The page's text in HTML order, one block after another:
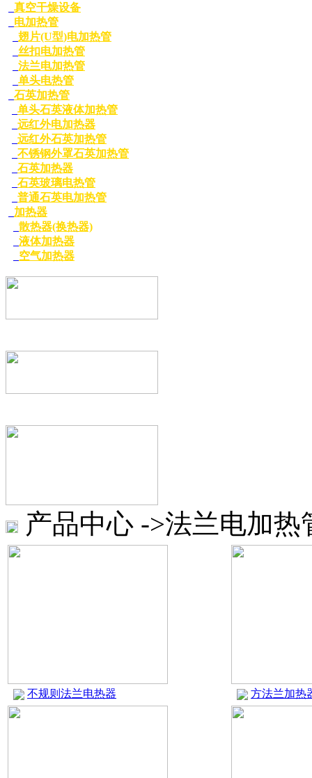
真空干燥设备
电加热管
翅片(U型)电加热管
丝扣电加热管
法兰电加热管
单头电热管
石英加热管
单头石英液体加热管
远红外电加热器
远红外石英加热管
不锈钢外罩石英加热管
石英加热器
石英玻璃电热管
普通石英电加热管
加热器
散热器(换热器)
液体加热器
空气加热器
产品中心 ->法兰电加热
不规则法兰电热器 方法兰加热